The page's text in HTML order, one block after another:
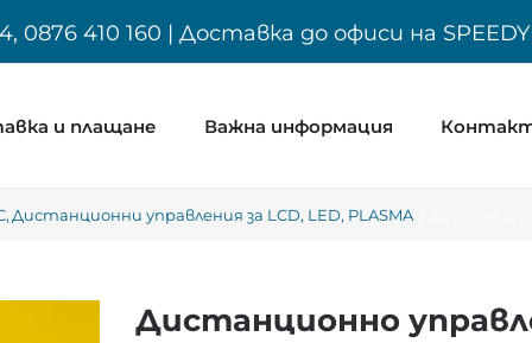
0876 410 160 | Доставка до офиси на
и плащане Важна информация
Дистанционни управления за LCD, LED, PLASMA
Дистанционно